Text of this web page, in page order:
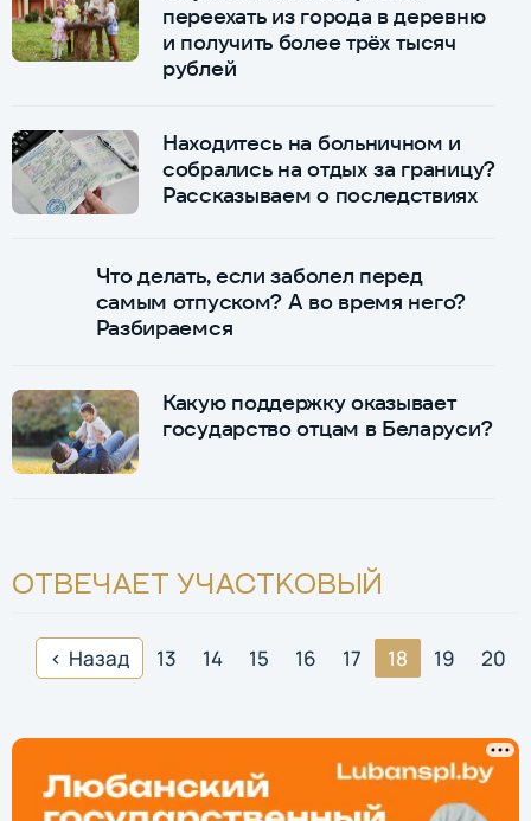
переехать из города в деревню
и получить более трёх тысяч
рублей
Находитесь на больничном и
собрались на отдых за границу?
Рассказываем о последствиях
Что делать, если заболел перед
самым отпуском? А во время него?
Разбираемся
Какую поддержку оказывает
государство отцам в Беларуси?
ОТВЕЧАЕТ УЧАСТКОВЫЙ
Назад 13 14 15 16 17 18 19 20